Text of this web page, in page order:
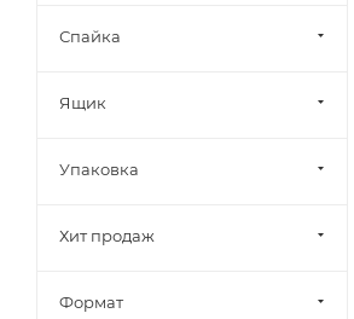
Спайка
Ящик
Упаковка
Хит продаж
Формат